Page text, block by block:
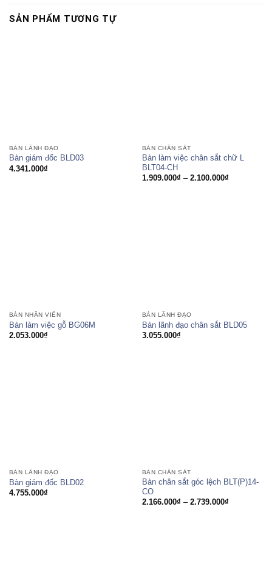
SẢN PHẨM TƯƠNG TỰ
BÀN LÃNH ĐẠO
Bàn giám đốc BLD03
4.341.000₫
BÀN CHÂN SẮT
Bàn làm việc chân sắt chữ L
BLT04-CH
1.909.000₫ – 2.100.000₫Khoảng
BÀN NHÂN VIÊN
Bàn làm việc gỗ BG06M
2.053.000₫
BÀN LÃNH ĐẠO
Bàn lãnh đạo chân sắt BLD05
3.055.000₫
BÀN LÃNH ĐẠO
Bàn giám đốc BLD02
4.755.000₫
BÀN CHÂN SẮT
Bàn chân sắt góc lệch BLT(P)14-
CO
2.166.000₫ – 2.739.000₫Khoảng